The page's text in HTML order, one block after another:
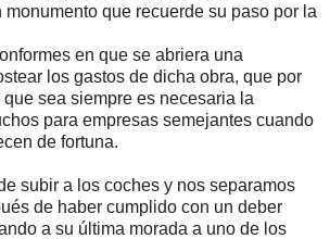
que recuerde su paso por la
en que se abriera una
los gastos de dicha obra, que por
sea siempre es necesaria la
para empresas semejantes cuando
de fortuna.
subir a los coches y nos separamos
de haber cumplido con un deber
a su última morada a uno de los